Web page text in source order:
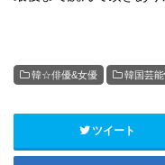
韓☆俳優&女優 韓国芸
ツイート